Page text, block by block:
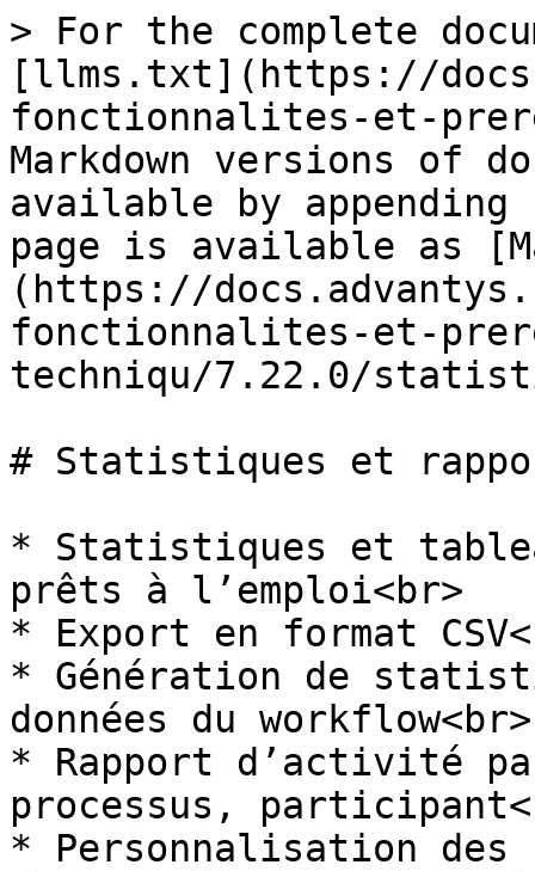
> For the complete
[llms.txt](https://
fonctionnalites-et-
Markdown versions of
available by
page is available as
(https://
fonctionnalites-et-
techniqu/7.22.0/
# Statistiques et
* Statistiques et
prêts à l’emploi<br>
* Export en format
* Génération de
données du workflow<br>
* Rapport d’activité
processus,
* Personnalisation des